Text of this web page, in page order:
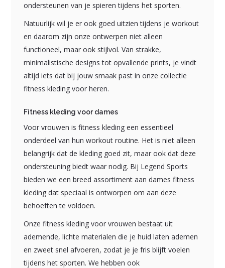
ondersteunen van je spieren tijdens het sporten.
Natuurlijk wil je er ook goed uitzien tijdens je workout
en daarom zijn onze ontwerpen niet alleen
functioneel, maar ook stijlvol. Van strakke,
minimalistische designs tot opvallende prints, je vindt
altijd iets dat bij jouw smaak past in onze collectie
fitness kleding voor heren.
Fitness kleding voor dames
Voor vrouwen is fitness kleding een essentieel
onderdeel van hun workout routine. Het is niet alleen
belangrijk dat de kleding goed zit, maar ook dat deze
ondersteuning biedt waar nodig. Bij Legend Sports
bieden we een breed assortiment aan dames fitness
kleding dat speciaal is ontworpen om aan deze
behoeften te voldoen.
Onze fitness kleding voor vrouwen bestaat uit
ademende, lichte materialen die je huid laten ademen
en zweet snel afvoeren, zodat je je fris blijft voelen
tijdens het sporten. We hebben ook